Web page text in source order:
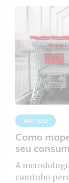
ARTIGO
Como
seu
A
caminho